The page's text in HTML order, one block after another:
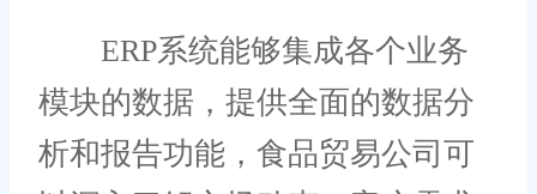
ERP系统能够集成各个业务
模块的数据，提供全面的数据分
析和报告功能，食品贸易公司可